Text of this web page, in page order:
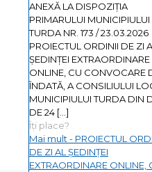
ANEXĂ LA DISPOZIȚIA
PRIMARULUI MUNICIPIULUI
TURDA NR. 173 / 23.03.2026
PROIECTUL ORDINII DE ZI
ŞEDINŢEI EXTRAORDINARE
ONLINE, CU CONVOCARE
ÎNDATĂ, A CONSILIULUI
MUNICIPIULUI TURDA DIN
DE 24 […]
Îți place?
Mai mult - PROIECTUL
DE ZI AL ŞEDINŢEI
EXTRAORDINARE ONLINE,